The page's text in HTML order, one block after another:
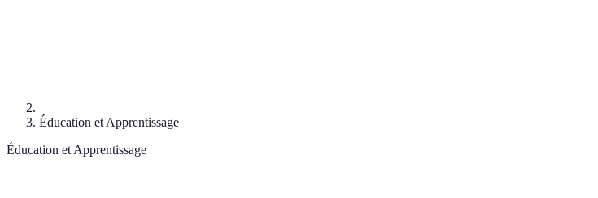
Éducation et Apprentissage
Éducation et Apprentissage